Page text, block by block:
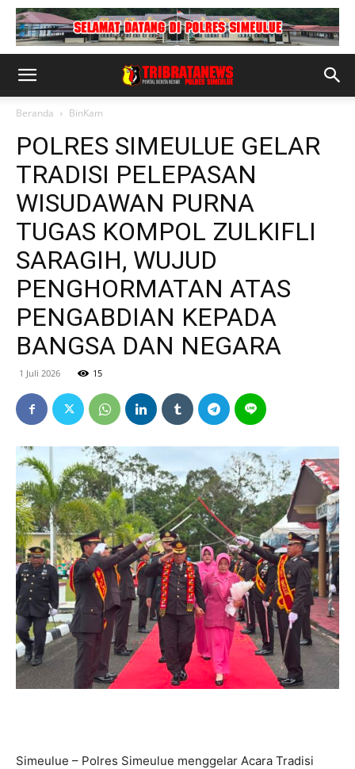
Beranda BinKam
POLRES SIMEULUE GELAR
TRADISI PELEPASAN
WISUDAWAN PURNA
TUGAS KOMPOL ZULKIFLI
SARAGIH, WUJUD
PENGHORMATAN ATAS
PENGABDIAN KEPADA
BANGSA DAN NEGARA
1 Juli 2026 15
Simeulue – Polres Simeulue menggelar Acara Tradisi